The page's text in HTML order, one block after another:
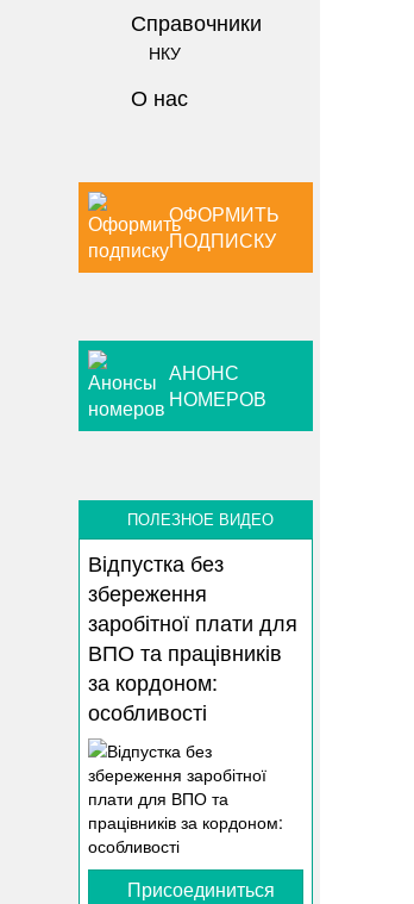
Справочники
НКУ
О нас
ОФОРМИТЬ
ПОДПИСКУ
АНОНС
НОМЕРОВ
ПОЛЕЗНОЕ ВИДЕО
Відпустка без
збереження
заробітної плати для
ВПО та працівників
за кордоном:
особливості
Присоединиться